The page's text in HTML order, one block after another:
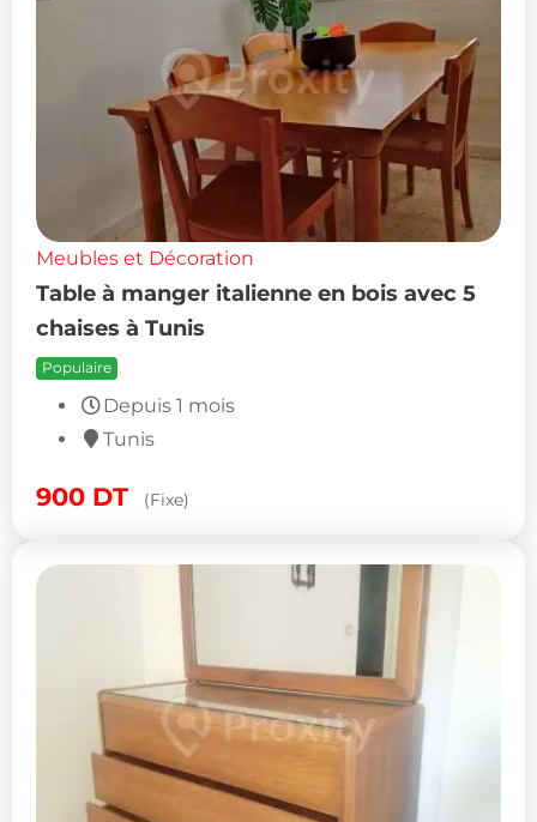
Meubles et Décoration
Table à manger italienne en bois avec 5
chaises à Tunis
Populaire
Depuis 1 mois
Tunis
900 DT (Fixe)